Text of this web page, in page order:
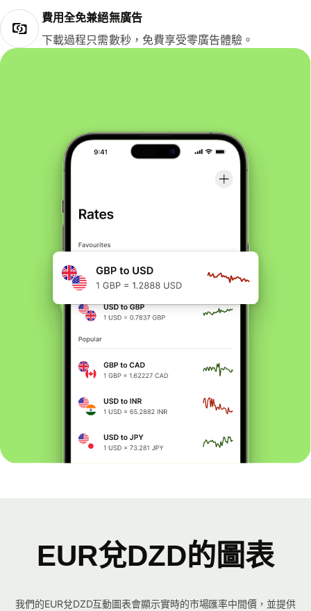
費用全免兼絕無廣告
下載過程只需數秒，免費享受零廣告體驗。
EUR兌DZD的圖表
我們的EUR兌DZD互動圖表會顯示實時的市場匯率中間價，並提供